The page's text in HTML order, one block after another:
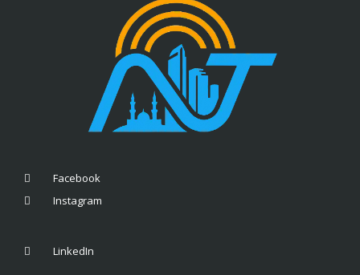
Facebook
Instagram
LinkedIn